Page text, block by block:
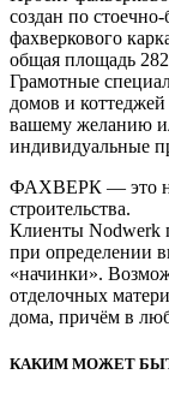
создан по
фахверкового
общая площадь
Грамотные
домов и коттеджей
вашему желанию
индивидуальные
ФАХВЕРК — это не
строительства.
Клиенты Nodwerk
при определении
«начинки».
отделочных
дома, причём в
КАКИМ МОЖЕТ